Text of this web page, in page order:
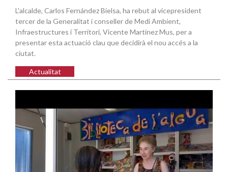
L'alcalde, Carlos Fernández Bielsa, ha rebut al vicepresident
tercer de la Generalitat i conseller de Medi Ambient,
Infraestructures i Territori, Vicente Martínez Mus, per a
presentar esta actuació clau que decidirà el nou accés a la
ciutat.
Actualitat